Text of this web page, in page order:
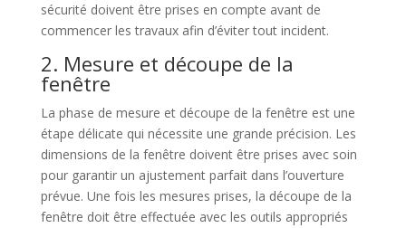
sécurité doivent être prises en compte avant de
commencer les travaux afin d’éviter tout incident.
2. Mesure et découpe de la
fenêtre
La phase de mesure et découpe de la fenêtre est une
étape délicate qui nécessite une grande précision. Les
dimensions de la fenêtre doivent être prises avec soin
pour garantir un ajustement parfait dans l’ouverture
prévue. Une fois les mesures prises, la découpe de la
fenêtre doit être effectuée avec les outils appropriés